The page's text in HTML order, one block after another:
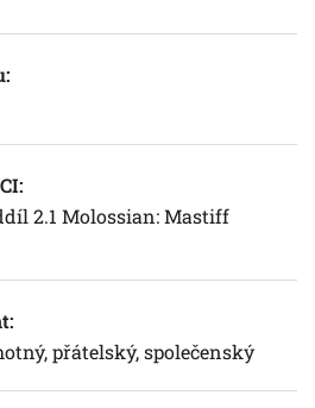
2.1 Molossian: Mastiff
přátelský, společenský